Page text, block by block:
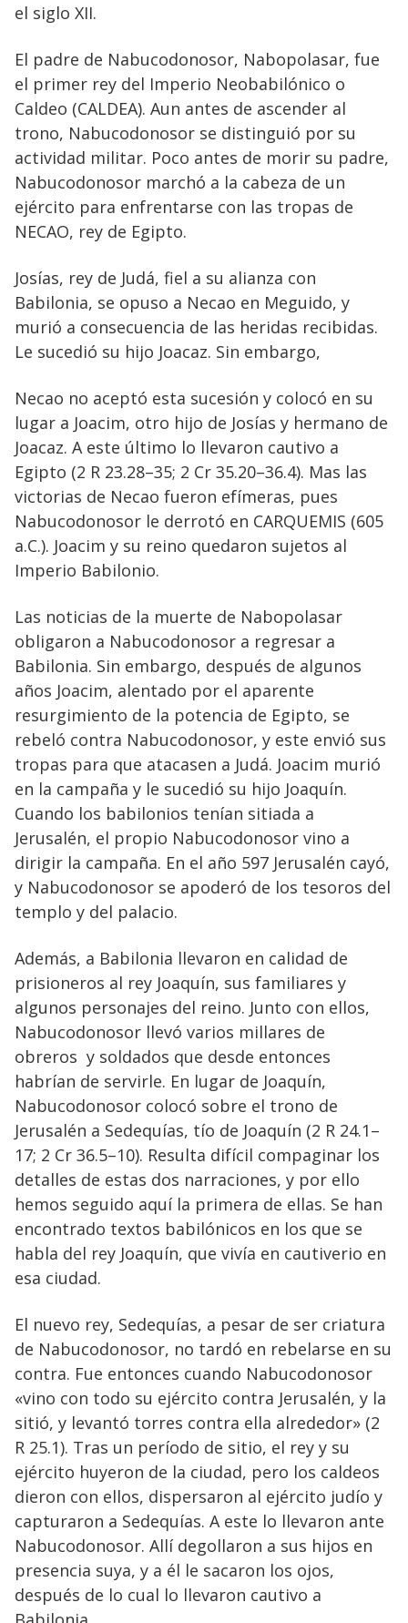
el siglo XII.
El padre de Nabucodonosor, Nabopolasar, fue
el primer rey del Imperio Neobabilónico o
Caldeo (CALDEA). Aun antes de ascender al
trono, Nabucodonosor se distinguió por su
actividad militar. Poco antes de morir su padre,
Nabucodonosor marchó a la cabeza de un
ejército para enfrentarse con las tropas de
NECAO, rey de Egipto.
Josías, rey de Judá, fiel a su alianza con
Babilonia, se opuso a Necao en Meguido, y
murió a consecuencia de las heridas recibidas.
Le sucedió su hijo Joacaz. Sin embargo,
Necao no aceptó esta sucesión y colocó en su
lugar a Joacim, otro hijo de Josías y hermano de
Joacaz. A este último lo llevaron cautivo a
Egipto (2 R 23.28–35; 2 Cr 35.20–36.4). Mas las
victorias de Necao fueron efímeras, pues
Nabucodonosor le derrotó en CARQUEMIS (605
a.C.). Joacim y su reino quedaron sujetos al
Imperio Babilonio.
Las noticias de la muerte de Nabopolasar
obligaron a Nabucodonosor a regresar a
Babilonia. Sin embargo, después de algunos
años Joacim, alentado por el aparente
resurgimiento de la potencia de Egipto, se
rebeló contra Nabucodonosor, y este envió sus
tropas para que atacasen a Judá. Joacim murió
en la campaña y le sucedió su hijo Joaquín.
Cuando los babilonios tenían sitiada a
Jerusalén, el propio Nabucodonosor vino a
dirigir la campaña. En el año 597 Jerusalén cayó,
y Nabucodonosor se apoderó de los tesoros del
templo y del palacio.
Además, a Babilonia llevaron en calidad de
prisioneros al rey Joaquín, sus familiares y
algunos personajes del reino. Junto con ellos,
Nabucodonosor llevó varios millares de
obreros y soldados que desde entonces
habrían de servirle. En lugar de Joaquín,
Nabucodonosor colocó sobre el trono de
Jerusalén a Sedequías, tío de Joaquín (2 R 24.1–
17; 2 Cr 36.5–10). Resulta difícil compaginar los
detalles de estas dos narraciones, y por ello
hemos seguido aquí la primera de ellas. Se han
encontrado textos babilónicos en los que se
habla del rey Joaquín, que vivía en cautiverio en
esa ciudad.
El nuevo rey, Sedequías, a pesar de ser criatura
de Nabucodonosor, no tardó en rebelarse en su
contra. Fue entonces cuando Nabucodonosor
«vino con todo su ejército contra Jerusalén, y la
sitió, y levantó torres contra ella alrededor» (2
R 25.1). Tras un período de sitio, el rey y su
ejército huyeron de la ciudad, pero los caldeos
dieron con ellos, dispersaron al ejército judío y
capturaron a Sedequías. A este lo llevaron ante
Nabucodonosor. Allí degollaron a sus hijos en
presencia suya, y a él le sacaron los ojos,
después de lo cual lo llevaron cautivo a